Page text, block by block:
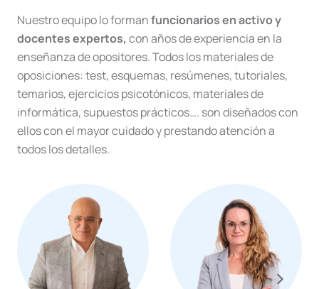
cantidad
Nuestro equipo lo formanfuncionarios en activo y
docentes expertos, con años de experiencia en la
enseñanza de opositores. Todos los materiales de
oposiciones: test, esquemas, resúmenes, tutoriales,
temarios, ejercicios psicotónicos, materiales de
informática, supuestos prácticos…. son diseñados con
ellos con el mayor cuidado y prestando atención a
todos los detalles.